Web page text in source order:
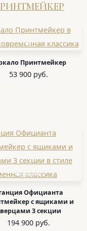
Принтмейкер
53 900 руб.
Официанта
с ящиками и
3 секции
194 900 руб.